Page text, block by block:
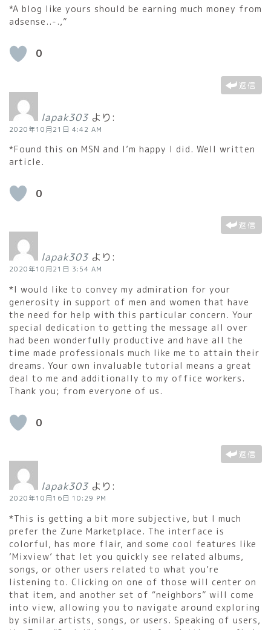
*A blog like yours should be earning much money from
adsense..-.,”
0
返信
lapak303 より:
2020年10月21日 4:42 AM
*Found this on MSN and I’m happy I did. Well written
article.
0
返信
lapak303 より:
2020年10月21日 3:54 AM
*I would like to convey my admiration for your
generosity in support of men and women that have
the need for help with this particular concern. Your
special dedication to getting the message all over
had been wonderfully productive and have all the
time made professionals much like me to attain their
dreams. Your own invaluable tutorial means a great
deal to me and additionally to my office workers.
Thank you; from everyone of us.
0
返信
lapak303 より:
2020年10月16日 10:29 PM
*This is getting a bit more subjective, but I much
prefer the Zune Marketplace. The interface is
colorful, has more flair, and some cool features like
‘Mixview’ that let you quickly see related albums,
songs, or other users related to what you’re
listening to. Clicking on one of those will center on
that item, and another set of “neighbors” will come
into view, allowing you to navigate around exploring
by similar artists, songs, or users. Speaking of users,